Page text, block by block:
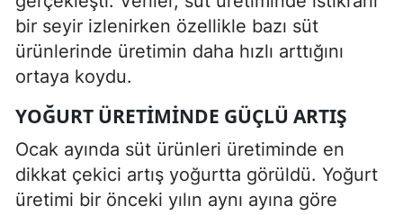
bir seyir izlenirken özellikle bazı süt
ürünlerinde üretimin daha hızlı arttığını
ortaya koydu.
YOĞURT ÜRETIMINDE GÜÇLÜ ARTIŞ
Ocak ayında süt ürünleri üretiminde en
dikkat çekici artış yoğurtta görüldü. Yoğurt
üretimi bir önceki yılın aynı ayına göre